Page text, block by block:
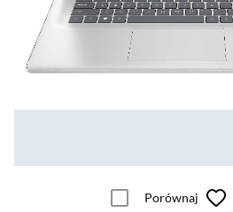
Porównaj